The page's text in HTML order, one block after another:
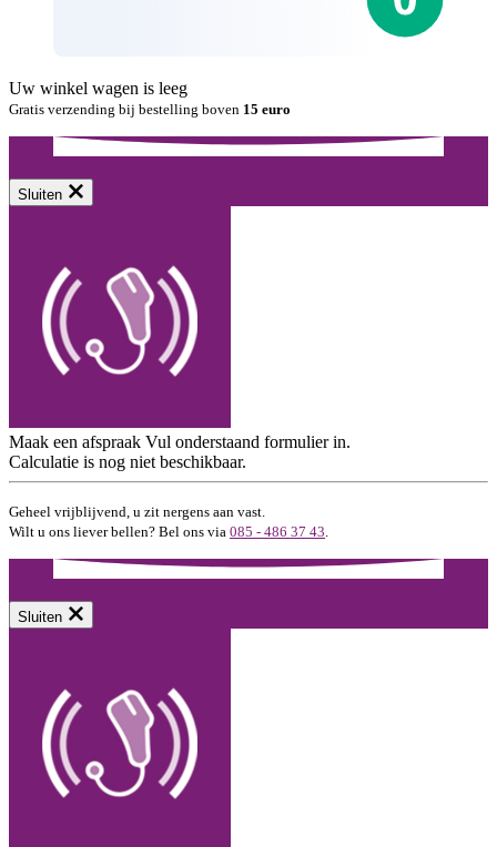
Uw winkel wagen is leeg
Gratis verzending bij bestelling boven 15 euro
Sluiten
Maak een afspraak Vul onderstaand formulier in.
Calculatie is nog niet beschikbaar.
Geheel vrijblijvend, u zit nergens aan vast.
Wilt u ons liever bellen? Bel ons via 085 - 486 37 43.
Sluiten